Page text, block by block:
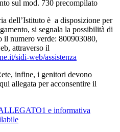
sul mod. 730 precompilato
dell’Istituto è a disposizione per
si segnala la possibilità di
il numero verde: 800903080,
attraverso il
sidi-web/assistenza
infine, i genitori devono
allegata per acconsentire il
e informativa